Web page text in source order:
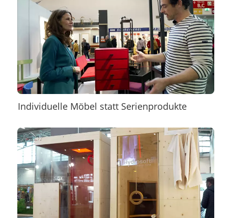
Individuelle Möbel statt Serienprodukte